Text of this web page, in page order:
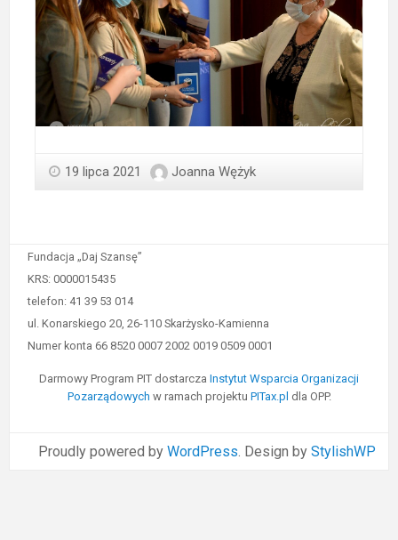
19 lipca 2021 Joanna Wężyk
Fundacja „Daj Szansę”
KRS: 0000015435
telefon: 41 39 53 014
ul. Konarskiego 20, 26-110 Skarżysko-Kamienna
Numer konta 66 8520 0007 2002 0019 0509 0001
Darmowy Program PIT dostarcza Instytut Wsparcia Organizacji
Pozarządowych w ramach projektu PITax.pl dla OPP.
Proudly powered by WordPress. Design by StylishWP